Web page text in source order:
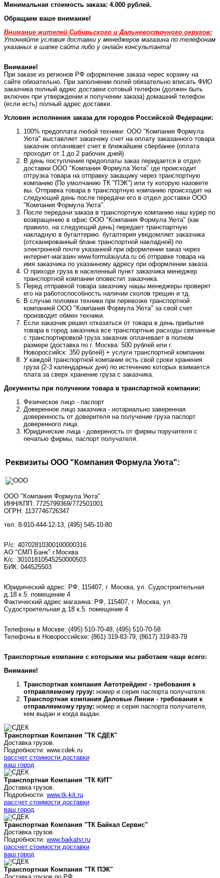
Минимальная стоимость заказа: 4.000 рублей.
Обращаем ваше внимание!
Внимание жителей Сибирьского и Дальневосточного округов:
Уточняйте условия доставки у менеджеров магазина по телефонам
указаных в шапке сайта либо у онлайн консультанта!
Внимание!
При заказе из регионов РФ оформление заказа черес корзину на
сайте обязательно. При заполнении полей обязательно вписать ФИО
заказчика полный адрес доставки сотовый телефон (должен быть
включен при утверждении и получении заказа) домашний телефон
(если есть) полный адрес доставки.
Условия исполнения заказа для городов Российской Федерации:
100% предоплата любой техники: ООО "Компания Формула
Уюта" выставляет заказчику счет на оплату заказанного товара
заказчик оплачивает счет в ближайшем сбербанке (оплата
проходит от 1 до 2 рабочих дней)
В день поступления предоплаты заказ перидается в отдел
доставки ООО "Компания Формула Уюта" где происходит
отгрузка товара на отправку закащику через транспортную
компанию (По умолчанию ТК "ПЭК") или ту которую назовете
вы. Отправка товара в транспортную компанию происходит на
следующий день после передачи его в отдел доставки ООО
"Компания Формула Уюта".
После передачи заказа в транспортную компанию наш курер по
возвращению в офис ООО "Компания Формула Уюта" (как
правило, на следующий день) передает транспартную
накладную в бугалтерию. бугалтерия уведомляет заказчика
(отсканированный бланк транспортной накладной) по
электронной почте указанной при оформлении заказ через
интернет-магазин www.formulauyuta.ru об отправке товара на
имя заказчика по указанному адресу при оформлении заказа.
О приходе груза в населенный пункт заказчика менеджер
транспортной компании оповестит заказчика.
Перед отправкой товара заказчику нашы менеджеры проверят
его на работоспособность наличии сколов трещин и тд.
В случае поломки техники при перевозке транспортной
компанией ООО "Компания Формула Уюта" за свой счет
производит обмен техники.
Если заказчик решил отказаться от товара в день прибытия
товара в город заказчика все транспортные расходы связанные
с транспортировкой груза заказчик оплачевает в полном
размере (доставка по г. Москва: 500 рублей или г.
Новороссийск: 350 рублей) + услуги транспортной компании.
У каждой транспортной компании есть свой сроки хранения
груза (2-3 календарных дня) по истечению которых взимается
плата за сверх хранение груза с заказчика.
Документы при получении товара в транспартной компании:
Фезическое лицо - паспорт
Доверенное лицо заказчика - нотариально заверенная
доверенность от доверителя на получение груза паспорт
доверенного лица.
Юридические лица - довереность от фирмы поручителя с
печатью фирмы, паспорт получателя.
Реквизиты ООО "Компания Формула Уюта":
ООО "Компания Формула Уюта"
ИНН/КПП: 7725799369/772501001
ОГРН: 1137746726347
тел: 8-910-444-12-13, (495) 545-10-80
Р/с: 40702810300100000316
АО "СМП Банк" г.Москва
К/с: 30101810545250000503
БИК: 044525503
Юридический адрес: РФ, 115407, г. Москва, ул. Судостроительная
д.18 к.5. помещение 4
Фактический адрес магазина: РФ, 115407, г. Москва, ул.
Судостроительная д.18 к.5. помещение 4
Телефоны в Москве: (495) 510-70-48 (495) 510-70-58
Телефоны в Новороссийске: (861) 319-83-79, (8617) 319-83-79
Транспортные компании с которыми мы работаем чаще всего:
Внимание!
Транспортная компания Автотрейдинг - требования к
отправляемому грузу: номер и серия паспорта получателя.
Транспортная компания Деловые Линии - требования к
отправляемому грузу: номер и серия паспорта получателя,
кем выдан и когда выдан.
Транспортная Компания "ТК СДЕК"
Доставка грузов.
Подробности: www.cdek.ru
рассчет стоимости доставки
ваш город
Транспортная Компания "ТК КИТ"
Доставка грузов.
Подробности: www.tk-kit.ru
рассчет стоимости доставки
ваш город
Транспортная Компания "ТК Байкал Сервис"
Доставка грузов.
Подробности: www.baikalsr.ru
рассчет стоимости доставки
ваш город
Транспортная Компания "ТК ПЭК"